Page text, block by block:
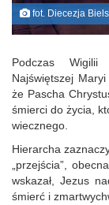
fot. Diecezja
Podczas Wigilii
Najświętszej
że Pascha
śmierci do życia,
wiecznego.
Hierarcha
„przejścia”,
wskazał, Jezus
śmierć i